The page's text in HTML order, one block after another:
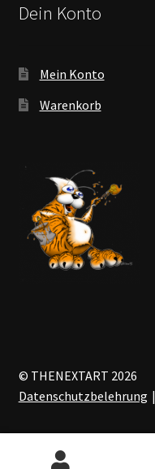
Dein Konto
Mein Konto
Warenkorb
© THENEXTART 2026
Datenschutzbelehrung